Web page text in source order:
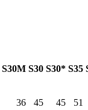
S30M S30 S30* S35
36 45 45 51